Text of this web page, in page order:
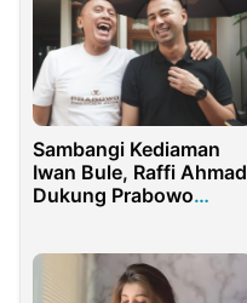
Sambangi Kediaman
Iwan Bule, Raffi Ahmad
Dukung Prabowo